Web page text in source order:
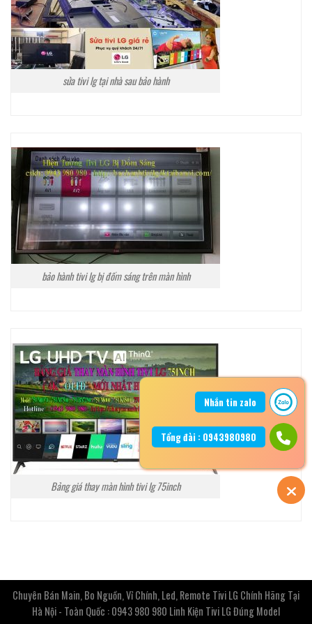
sửa tivi lg tại nhà sau bảo hành
bảo hành tivi lg bị đốm sáng trên màn hình
Bảng giá thay màn hình tivi lg 75inch
Chuyên Bán Main, Bo Nguồn, Vỉ Chính, Led, Remote Tivi LG Chính Hãng Tại
Hà Nội - Toàn Quốc : 0943 980 980 Linh Kiện Tivi LG Đúng Model
Nhắn tin zalo
Tổng đài : 0943980980